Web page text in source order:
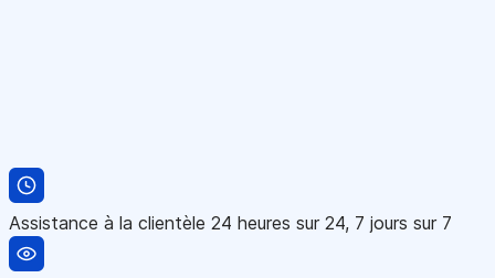
Assistance à la clientèle 24 heures sur 24, 7 jours sur 7